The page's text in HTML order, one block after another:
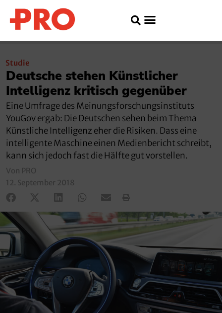
Studie
Deutsche stehen Künstlicher
Intelligenz kritisch gegenüber
Eine Umfrage des Meinungsforschungsinstituts
YouGov ergab: Die Deutschen sehen beim Thema
Künstliche Intelligenz eher die Risiken. Dass eine
intelligente Maschine einen Medienbericht schreibt,
kann sich jedoch fast die Hälfte gut vorstellen.
Von PRO
12. September 2018